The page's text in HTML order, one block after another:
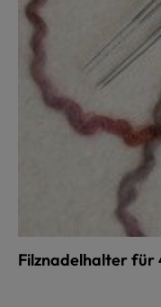
Filznadelhalter für